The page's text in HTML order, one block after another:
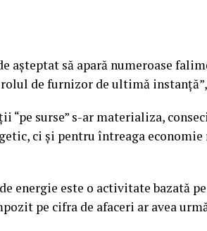
aşteptat să apară numeroase
de furnizor de ultimă
“pe surse” s-ar materializa,
ci şi pentru întreaga
energie este o activitate bazată
pe cifra de afaceri ar avea